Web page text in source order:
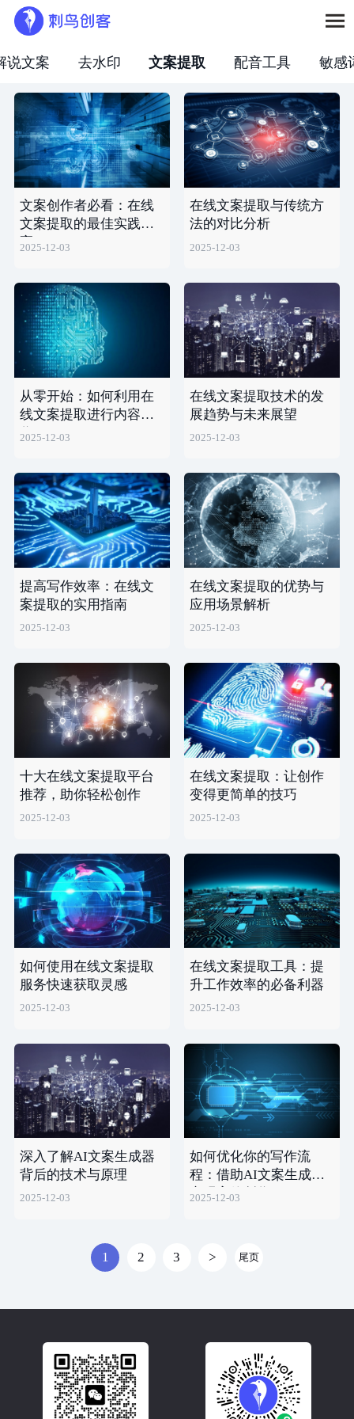
说文案 去水印 文案提取 配音工具 敏感
文案创作者必看：在线
文案提取的最佳实践分
享
2025-12-03
在线文案提取与传统方
法的对比分析
2025-12-03
从零开始：如何利用在
线文案提取进行内容创
作
2025-12-03
在线文案提取技术的发
展趋势与未来展望
2025-12-03
提高写作效率：在线文
案提取的实用指南
2025-12-03
在线文案提取的优势与
应用场景解析
2025-12-03
十大在线文案提取平台
推荐，助你轻松创作
2025-12-03
在线文案提取：让创作
变得更简单的技巧
2025-12-03
如何使用在线文案提取
服务快速获取灵感
2025-12-03
在线文案提取工具：提
升工作效率的必备利器
2025-12-03
深入了解AI文案生成器
背后的技术与原理
2025-12-03
如何优化你的写作流
程：借助AI文案生成器
实现高效创作
2025-12-03
1 2 3 > 尾页